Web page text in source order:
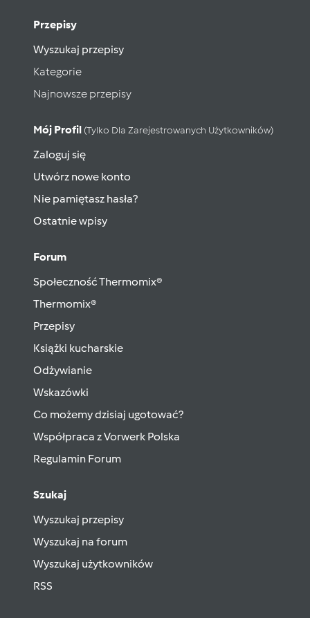
Przepisy
Wyszukaj przepisy
Kategorie
Najnowsze przepisy
Mój Profil (tylko Dla Zarejestrowanych Użytkowników)
Zaloguj się
Utwórz nowe konto
Nie pamiętasz hasła?
Ostatnie wpisy
Forum
Społeczność Thermomix®
Thermomix®
Przepisy
Książki kucharskie
Odżywianie
Wskazówki
Co możemy dzisiaj ugotować?
Współpraca z Vorwerk Polska
Regulamin Forum
Szukaj
Wyszukaj przepisy
Wyszukaj na forum
Wyszukaj użytkowników
RSS